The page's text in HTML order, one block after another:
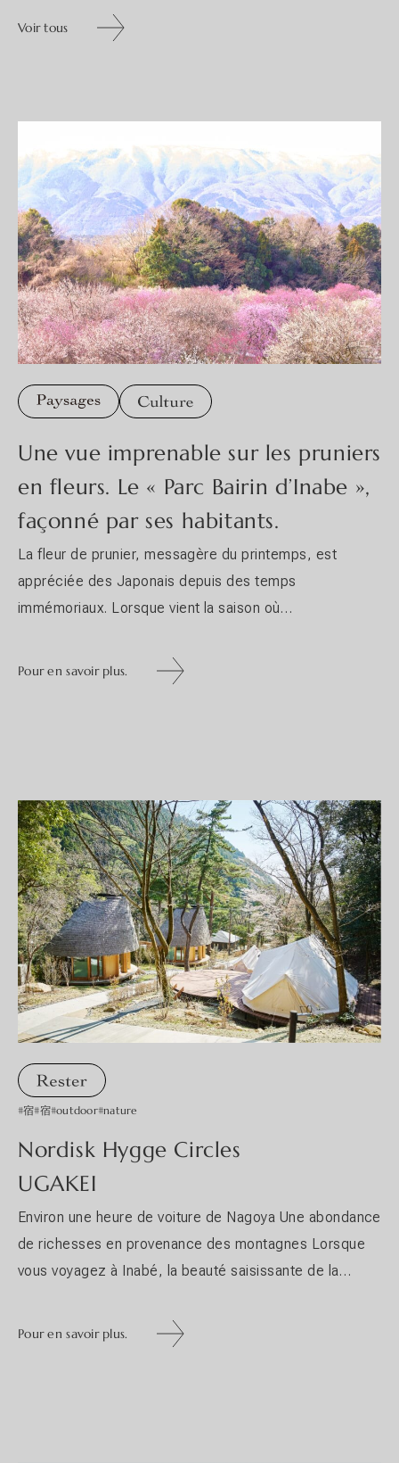
Voir tous
Une vue imprenable sur les pruniers
en fleurs. Le « Parc Bairin d’Inabe »,
façonné par ses habitants.
La fleur de prunier, messagère du printemps, est
appréciée des Japonais depuis des temps
immémoriaux. Lorsque vient la saison où
ou rose pâle qui égayent le cœur, leur parfum doux et
acidulé ainsi que leurs couleurs éclatantes envahissent
Pour en savoir plus.
#宿#宿#outdoor#nature
Nordisk Hygge Circles
UGAKEI
Environ une heure de voiture de Nagoya Une abondance
de richesses en provenance des montagnes Lorsque
vous voyagez à Inabé, la beauté saisissante de la
vie.Des plantes et des fleurs colorées, des arbres
vigoureux et une eau cristalline.En se promenant dans la
Pour en savoir plus.